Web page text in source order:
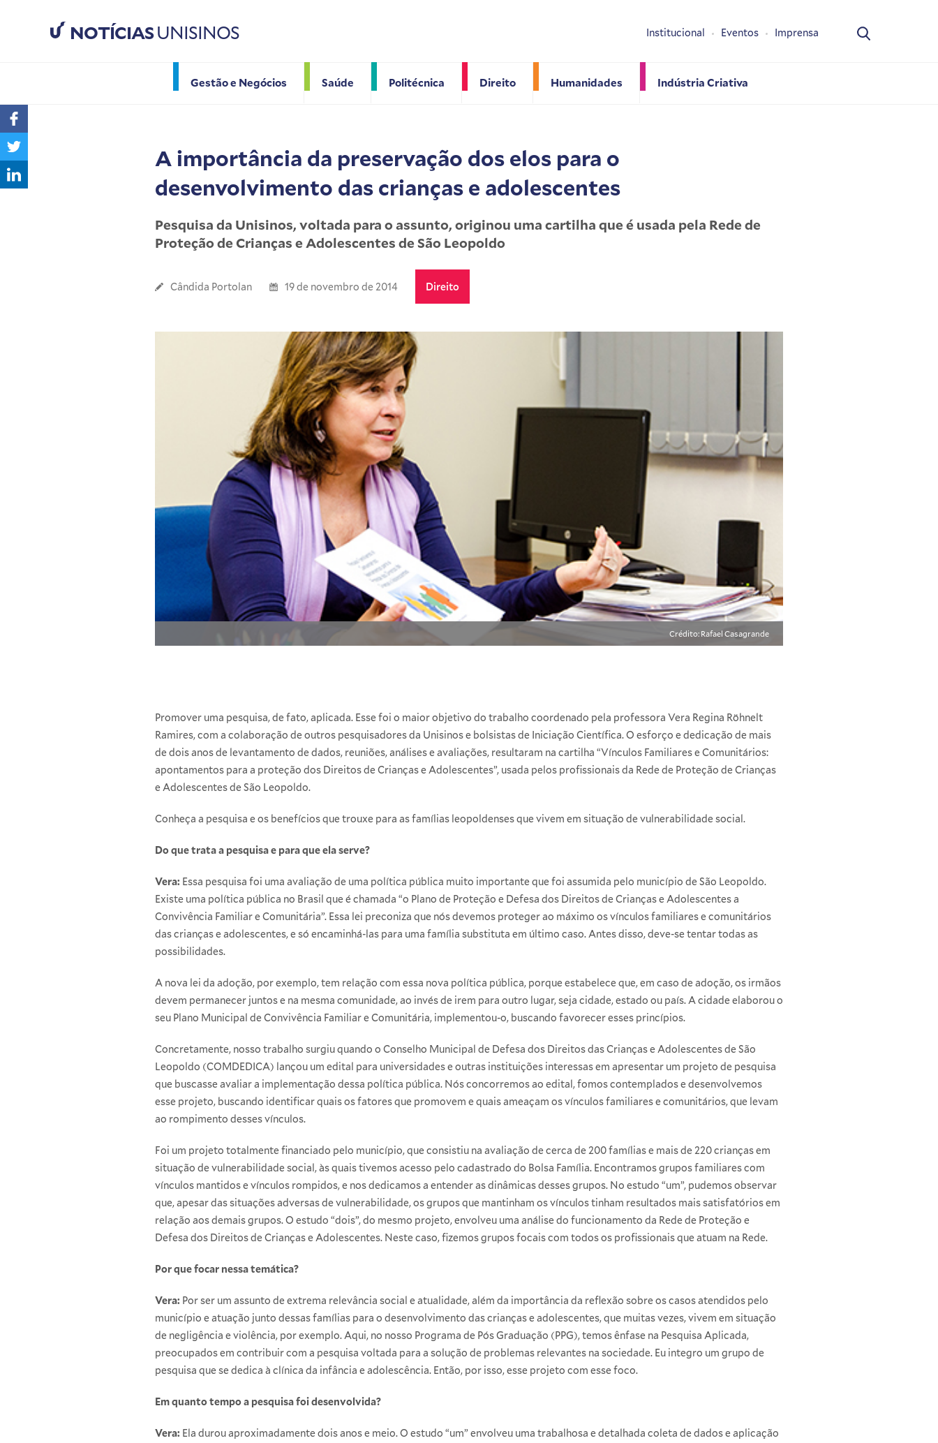
NOTÍCIASUNISINOS
Gestão e Negócios Saúde Politécnica Direito Humanidades Indústria Criativa
Institucional Eventos Imprensa
A importância da preservação dos elos para o
desenvolvimento das crianças e adolescentes
Pesquisa da Unisinos, voltada para o assunto, originou uma cartilha que é usada pela Rede de
Proteção de Crianças e Adolescentes de São Leopoldo
Cândida Portolan 19 de novembro de 2014 Direito
Crédito: Rafael Casagrande
Promover uma pesquisa, de fato, aplicada. Esse foi o maior objetivo do trabalho coordenado pela professora Vera Regina Röhnelt
Ramires, com a colaboração de outros pesquisadores da Unisinos e bolsistas de Iniciação Científica. O esforço e dedicação de mais
de dois anos de levantamento de dados, reuniões, análises e avaliações, resultaram na cartilha “Vínculos Familiares e Comunitários:
apontamentos para a proteção dos Direitos de Crianças e Adolescentes”, usada pelos profissionais da Rede de Proteção de Crianças
e Adolescentes de São Leopoldo.
Conheça a pesquisa e os benefícios que trouxe para as famílias leopoldenses que vivem em situação de vulnerabilidade social.
Do que trata a pesquisa e para que ela serve?
Vera: Essa pesquisa foi uma avaliação de uma política pública muito importante que foi assumida pelo município de São Leopoldo.
Existe uma política pública no Brasil que é chamada “o Plano de Proteção e Defesa dos Direitos de Crianças e Adolescentes a
Convivência Familiar e Comunitária”. Essa lei preconiza que nós devemos proteger ao máximo os vínculos familiares e comunitários
das crianças e adolescentes, e só encaminhá-las para uma família substituta em último caso. Antes disso, deve-se tentar todas as
possibilidades.
A nova lei da adoção, por exemplo, tem relação com essa nova política pública, porque estabelece que, em caso de adoção, os irmãos
devem permanecer juntos e na mesma comunidade, ao invés de irem para outro lugar, seja cidade, estado ou país. A cidade elaborou o
seu Plano Municipal de Convivência Familiar e Comunitária, implementou-o, buscando favorecer esses princípios.
Concretamente, nosso trabalho surgiu quando o Conselho Municipal de Defesa dos Direitos das Crianças e Adolescentes de São
Leopoldo (COMDEDICA) lançou um edital para universidades e outras instituições interessas em apresentar um projeto de pesquisa
que buscasse avaliar a implementação dessa política pública. Nós concorremos ao edital, fomos contemplados e desenvolvemos
esse projeto, buscando identificar quais os fatores que promovem e quais ameaçam os vínculos familiares e comunitários, que levam
ao rompimento desses vínculos.
Foi um projeto totalmente financiado pelo município, que consistiu na avaliação de cerca de 200 famílias e mais de 220 crianças em
situação de vulnerabilidade social, às quais tivemos acesso pelo cadastrado do Bolsa Família. Encontramos grupos familiares com
vínculos mantidos e vínculos rompidos, e nos dedicamos a entender as dinâmicas desses grupos. No estudo “um”, pudemos observar
que, apesar das situações adversas de vulnerabilidade, os grupos que mantinham os vínculos tinham resultados mais satisfatórios em
relação aos demais grupos. O estudo “dois”, do mesmo projeto, envolveu uma análise do funcionamento da Rede de Proteção e
Defesa dos Direitos de Crianças e Adolescentes. Neste caso, fizemos grupos focais com todos os profissionais que atuam na Rede.
Por que focar nessa temática?
Vera: Por ser um assunto de extrema relevância social e atualidade, além da importância da reflexão sobre os casos atendidos pelo
município e atuação junto dessas famílias para o desenvolvimento das crianças e adolescentes, que muitas vezes, vivem em situação
de negligência e violência, por exemplo. Aqui, no nosso Programa de Pós Graduação (PPG), temos ênfase na Pesquisa Aplicada,
preocupados em contribuir com a pesquisa voltada para a solução de problemas relevantes na sociedade. Eu integro um grupo de
pesquisa que se dedica à clínica da infância e adolescência. Então, por isso, esse projeto com esse foco.
Em quanto tempo a pesquisa foi desenvolvida?
Vera: Ela durou aproximadamente dois anos e meio. O estudo “um” envolveu uma trabalhosa e detalhada coleta de dados e aplicação